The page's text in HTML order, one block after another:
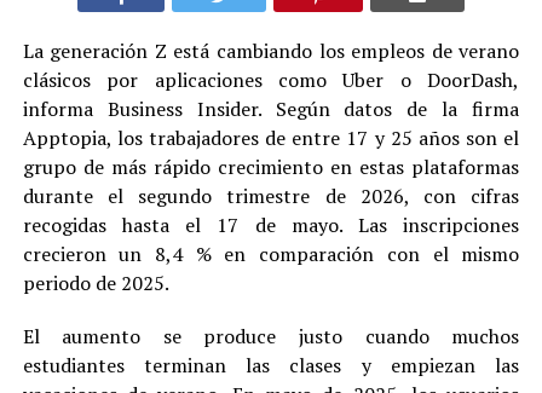
La generación Z está cambiando los empleos de verano
clásicos por aplicaciones como Uber o DoorDash,
informa Business Insider. Según datos de la firma
Apptopia, los trabajadores de entre 17 y 25 años son el
grupo de más rápido crecimiento en estas plataformas
durante el segundo trimestre de 2026, con cifras
recogidas hasta el 17 de mayo. Las inscripciones
crecieron un 8,4 % en comparación con el mismo
periodo de 2025.
El aumento se produce justo cuando muchos
estudiantes terminan las clases y empiezan las